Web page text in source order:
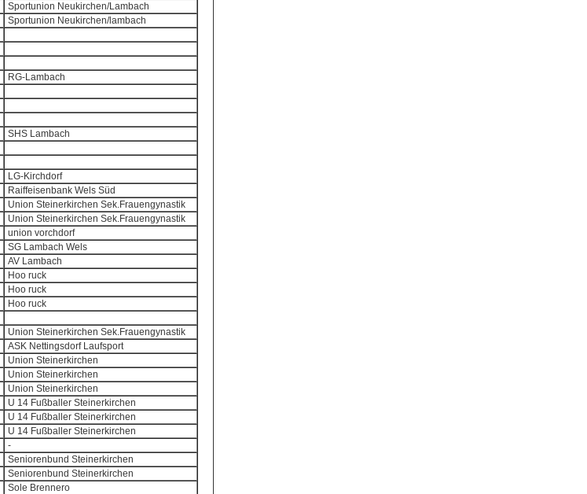
Sportunion Neukirchen/Lambach
Sportunion Neukirchen/lambach
RG-Lambach
SHS Lambach
LG-Kirchdorf
Raiffeisenbank Wels Süd
Union Steinerkirchen Sek.Frauengynastik
Union Steinerkirchen Sek.Frauengynastik
union vorchdorf
SG Lambach Wels
AV Lambach
Hoo ruck
Hoo ruck
Hoo ruck
Union Steinerkirchen Sek.Frauengynastik
ASK Nettingsdorf Laufsport
Union Steinerkirchen
Union Steinerkirchen
Union Steinerkirchen
U 14 Fußballer Steinerkirchen
U 14 Fußballer Steinerkirchen
U 14 Fußballer Steinerkirchen
-
Seniorenbund Steinerkirchen
Seniorenbund Steinerkirchen
Sole Brennero